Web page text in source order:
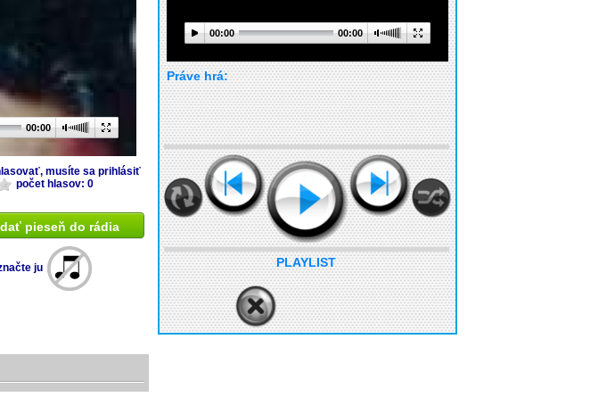
00:00
musíte sa prihlásiť
počet hlasov: 0
pieseň do rádia
ju
00:00 00:00
Práve hrá:
PLAYLIST